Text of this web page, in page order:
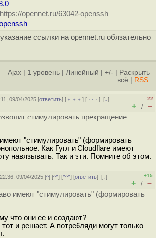
opennet.ru/63042-openssh
openssh
ссылки на opennet.ru обязательно
Ajax 1 уровень Линейный +/-
Раскрыть
всё
RSS
09/04/2025 [ответить] [ ﹢﹢﹢] [ · · ·][↓]
–22
+ / –
стимулировать прекращение
"стимулировать" (формировать
Как Гугл и Cloudflare имеют
навязывать. Так и эти. Помните об этом.
09/04/2025 [^] [^^] [^^^] [ответить][↓]
+15
+ / –
имеют "стимулировать" (формировать
что они ее и создают?
тот и решает. А потpe6ляди могут только